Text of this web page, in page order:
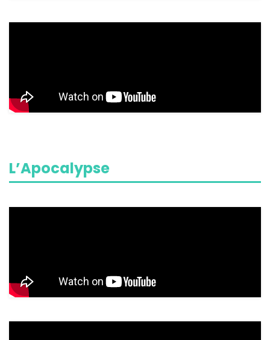
L’Apocalypse